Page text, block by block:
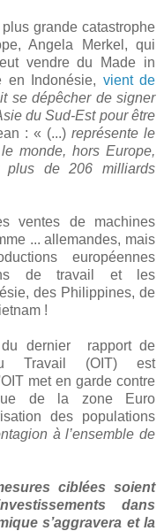
grande catastrophe
Angela Merkel, qui
vendre du Made in
en Indonésie, vient de
se dépêcher de signer
du Sud-Est pour être
: « (...) représente le
monde, hors Europe,
plus de 206 milliards
ventes de machines
... allemandes, mais
européennes
de travail et les
des Philippines, de
!
dernier rapport de
Travail (OIT) est
met en garde contre
de la zone Euro
des populations
à l’ensemble de
ciblées soient
dans
s’aggravera et la